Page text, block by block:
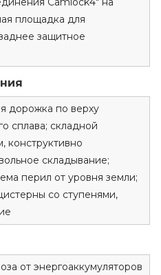
площадка для
защитное
дорожка по верху
сплава; складной
конструктивно
складывание;
перил от уровня земли;
со ступенями,
от энергоаккумуляторов